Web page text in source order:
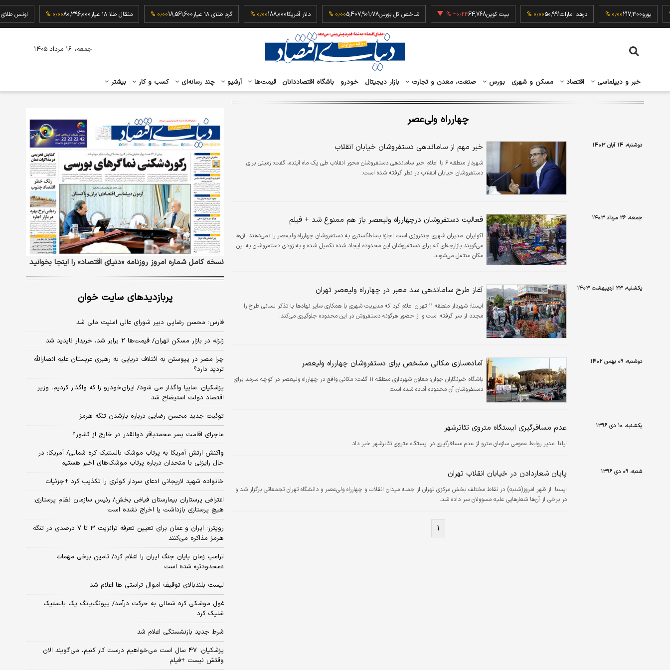
% یورو217,300۰٫۰۰ % درهم امارات50,991۰٫۰۰ % بیت کوین64,768‎−۰٫۲۳ % شاخص کل بورس5,407,901.78۰٫۰۰ % دلار آمریکا188,000۰٫۰۰ % گرم طلای ۱۸ عیار 18,561,600۰٫۰۰ % مثقال طلا ۱۸ عیار 80,396,000۰٫۰۰ %
خبر و دیپلماسی اقتصاد مسکن و شهری بورس صنعت، معدن و تجارت بازار دیجیتال خودرو باشگاه اقتصاددانان قیمت‌ها آرشیو چند رسانه‌ای کسب و کار بیشتر
جمعه، ۱۶ مرداد ۱۴۰۵
چهارراه ولی‌عصر
دوشنبه، ۱۴ آبان ۱۴۰۳ خبر مهم از ساماندهی دستفروشان خیابان انقلاب
شهردار منطقه ۶ با اعلام خبر ساماندهی دستفروشان محور انقلاب طی یک ماه آینده، گفت: زمینی برای
دستفروشان خیابان انقلاب در نظر گرفته شده است.
جمعه، ۲۶ مرداد ۱۴۰۳ فعالیت دستفروشان درچهارراه ولیعصر باز هم ممنوع شد + فیلم
اکوایران: مدیران شهری چندروزی است اجازه بساط‌گستری به دستفروشان چهار‌راه ولیعصر را نمی‌دهند‌. آن‌ها
می‌گویند بازارچه‌ای که برای دستفروشان این محدوده ایجاد شده تکمیل شده و به زودی دستفروشان به این
مکان منتقل می‌شوند.
یکشنبه، ۲۳ اردیبهشت ۱۴۰۳ آغاز طرح ساماندهی سد معبر در چهارراه ولیعصر تهران
ايسنا:
شهردار منطقه ۱۱ تهران اعلام کرد که مدیریت شهری با همکاری سایر نهادها با تذکر لسانی طرح را
مجدد از سر گرفته است و از حضور هرگونه دستفروش در این محدوده جلوگیری می‌کند.
دوشنبه، ۰۹ بهمن ۱۴۰۲ آماده‌سازی مکانی مشخص برای دستفروشان چهارراه ولیعصر
باشگاه خبرنگاران جوان:
معاون شهرداری منطقه ۱۱ گفت: مکانی واقع در چهارراه ولیعصر در کوچه سرمد برای
دستفروشان آن محدوده آماده شده است.
یکشنبه، ۱۰ دی ۱۳۹۶ عدم مسافرگیری ایستگاه متروی تئاترشهر
ایلنا: مدیر روابط عمومی سازمان مترو از عدم مسافرگیری در ایستگاه متروی تئاترشهر خبر داد.
شنبه، ۰۹ دی ۱۳۹۶ پایان شعاردادن در خیابان انقلاب تهران
ايسنا: از ظهر امروز(شنبه) در نقاط مختلف بخش مرکزی تهران از جمله میدان انقلاب و چهارراه ولی‌عصر و دانشگاه تهران تجمعاتی برگزار شد و
در برخی از آن‌ها شعارهایی علیه مسوولان سر داده شد.
۱
نسخه کامل شماره امروز روزنامه «دنیای‌ اقتصاد» را اینجا بخوانید
پربازدیدهای سایت خوان
فارس: محسن رضایی دبیر شورای عالی امنیت ملی شد
زلزله در بازار مسکن تهران/ قیمت‌ها ۲ برابر شد، خریدار ناپدید شد
چرا مصر در پیوستن به ائتلاف دریایی به رهبری عربستان علیه انصارالله
تردید دارد؟
پزشکیان: سایپا واگذار می شود/ ایران‌خودرو را که واگذار کردیم، وزیر
اقتصاد دولت استیضاح شد
توئیت جدید محسن رضایی درباره بازشدن تنگه هرمز
ماجرای اقامت پسر محمدباقر ذوالقدر در خارج از کشور؟
واکنش ارتش آمریکا به پرتاب موشک بالستیک کره شمالی/ آمریکا: در
حال رایزنی با متحدان درباره پرتاب موشک‌های اخیر هستیم
خانواده شهید لاریجانی ادعای سردار کوثری را تکذیب کرد +جزئیات
اعتراض پرستاران بیمارستان فیاض بخش/ رئیس سازمان نظام پرستاری:
هیچ پرستاری بازداشت یا اخراج نشده است
رویترز: ایران و عمان برای تعیین تعرفه ترانزیت ۳ تا ۷ درصدی در تنگه
هرمز مذاکره می‌کنند
ترامپ زمان پایان جنگ ایران را اعلام کرد/ تامین برخی مهمات
«محدودتر» شده است
لیست بلندبالای توقیف اموال تراستی ها اعلام شد
غول موشکی کره شمالی به حرکت درآمد/ پیونگ‌یانگ یک بالستیک
شلیک کرد
شرط جدید بازنشستگی اعلام شد
پزشکیان: ۴۷ سال است می‌خواهیم درست کار کنیم، می‌گویند الان
وقتش نیست +فیلم